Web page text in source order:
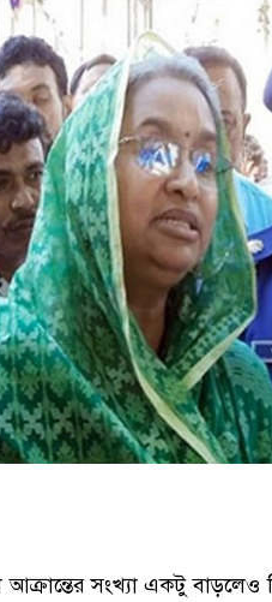
সংখ্যা একটু বাড়লেও